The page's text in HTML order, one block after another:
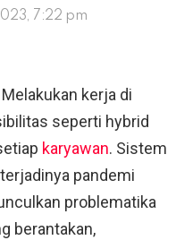
7:22 pm
kerja di
seperti hybrid
karyawan. Sistem
pandemi
problematika
berantakan,